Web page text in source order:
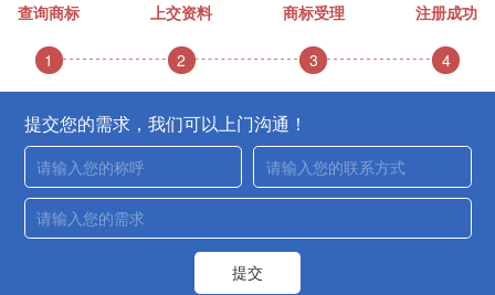
查询商标
1
上交资料
2
商标受理
3
注册成功
4
提交您的需求，我们可以上门沟通！
提交